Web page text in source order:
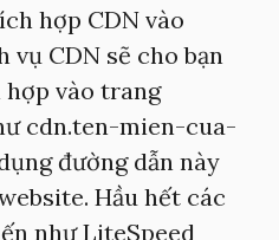
hợp CDN vào
vụ CDN sẽ cho bạn
vào trang
cdn.ten-mien-cua-
đường dẫn này
Hầu hết các
như LiteSpeed